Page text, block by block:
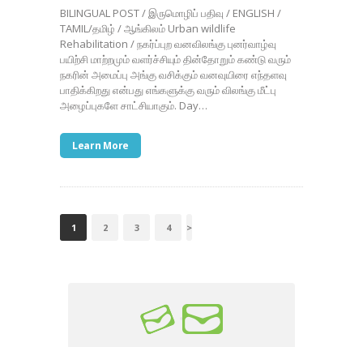
BILINGUAL POST / இருமொழிப் பதிவு / ENGLISH /
TAMIL/தமிழ் / ஆங்கிலம் Urban wildlife
Rehabilitation / நகர்ப்புற வனவிலங்கு புனர்வாழ்வு
பயிற்சி மாற்றமும் வளர்ச்சியும் தின்தோறும் கண்டு வரும்
நகரின் அமைப்பு அங்கு வசிக்கும் வனவுயிரை எந்தளவு
பாதிக்கிறது என்பது எங்களுக்கு வரும் விலங்கு மீட்பு
அழைப்புகளே சாட்சியாகும். Day…
Learn More
POSTS
NAVIGATION
PAGE
1 PAGE
2 PAGE
3 PAGE
4 >